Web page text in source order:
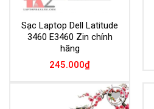
Sạc Laptop Dell Latitude
3460 E3460 Zin chính
hãng
245.000₫